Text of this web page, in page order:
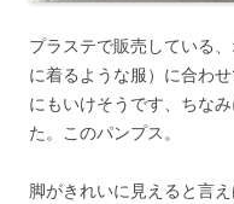
プラステで販売している
に着るような服）に合わ
にもいけそうです、ちな
た。このパンプス。
脚がきれいに見えると言